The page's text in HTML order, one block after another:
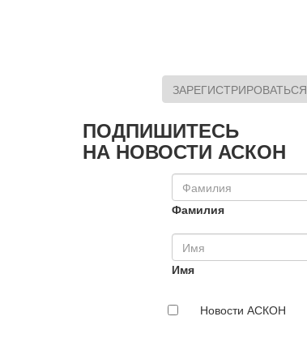
ЗАРЕГИСТРИРОВАТЬСЯ
ПОДПИШИТЕСЬ
НА НОВОСТИ АСКОН
Фамилия
Имя
Новости АСКОН